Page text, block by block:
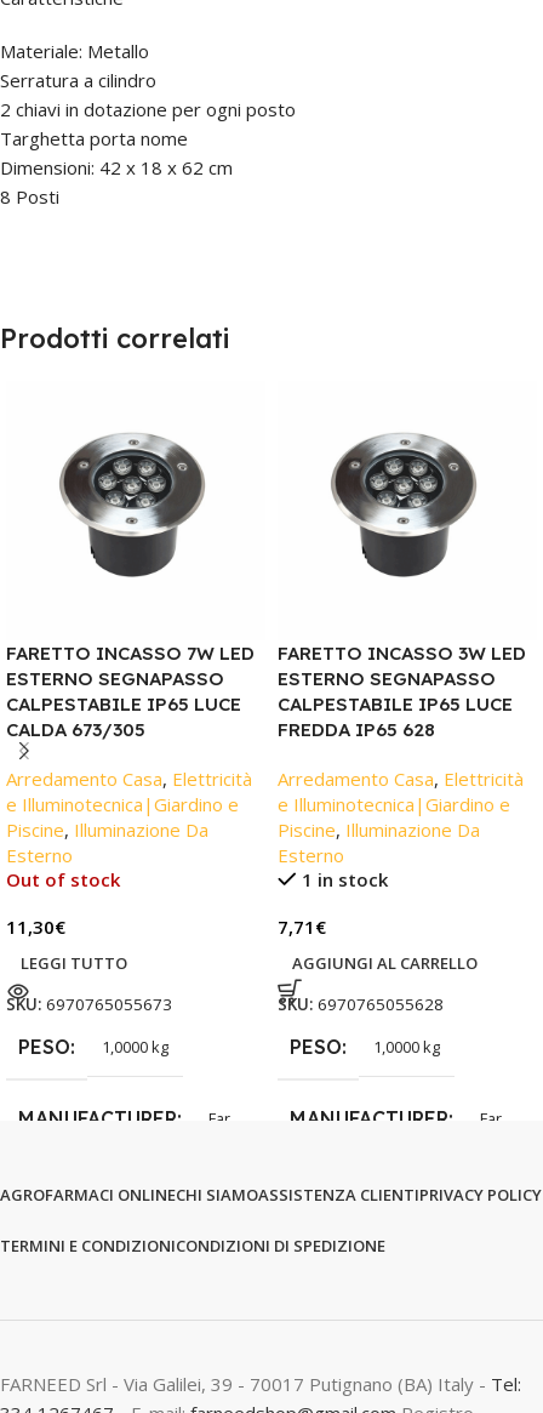
Materiale: Metallo
Serratura a cilindro
2 chiavi in dotazione per ogni posto
Targhetta porta nome
Dimensioni: 42 x 18 x 62 cm
8 Posti
Prodotti correlati
FARETTO INCASSO 7W LED
ESTERNO SEGNAPASSO
CALPESTABILE IP65 LUCE
CALDA 673/305
Arredamento Casa, Elettricità
e Illuminotecnica|Giardino e
Piscine, Illuminazione Da
Esterno
Out of stock
11,30€
LEGGI TUTTO
SKU: 6970765055673
PESO 1,0000 kg
MANUFACTURER Far
FARETTO INCASSO 3W LED
ESTERNO SEGNAPASSO
CALPESTABILE IP65 LUCE
FREDDA IP65 628
Arredamento Casa, Elettricità
e Illuminotecnica|Giardino e
Piscine, Illuminazione Da
Esterno
1 in stock
7,71 €
AGGIUNGI AL CARRELLO
SKU: 6970765055628
PESO 1,0000 kg
MANUFACTURER Far
AGROFARMACI ONLINECHI SIAMOASSISTENZA CLIENTIPRIVACY POLICY
TERMINI E CONDIZIONICONDIZIONI DI SPEDIZIONE
FARNEED Srl - Via Galilei, 39 - 70017 Putignano (BA) Italy - Tel: